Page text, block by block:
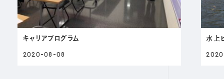
キャリアプログラム
2020-08-08
水上